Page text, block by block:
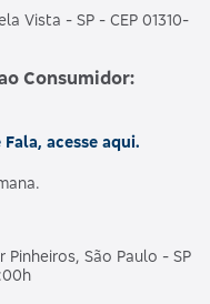
Vista - SP - CEP 01310-
Consumidor:
acesse aqui.
Pinheiros, São Paulo - SP